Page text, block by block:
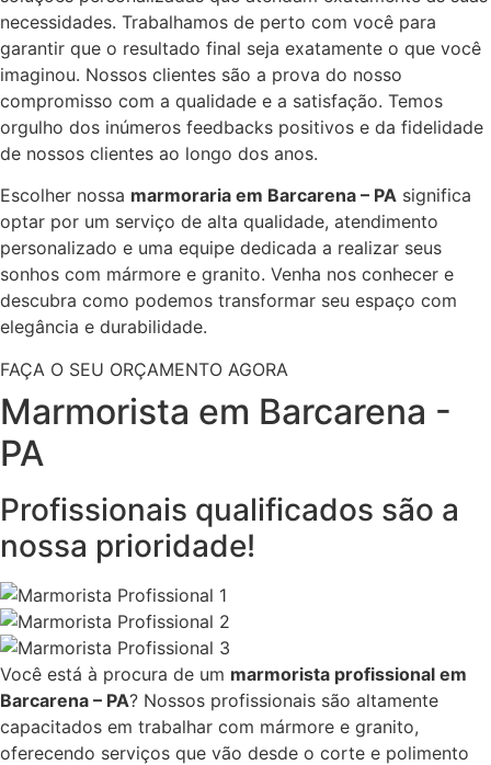
necessidades. Trabalhamos de perto com você para
garantir que o resultado final seja exatamente o que você
imaginou. Nossos clientes são a prova do nosso
compromisso com a qualidade e a satisfação. Temos
orgulho dos inúmeros feedbacks positivos e da fidelidade
de nossos clientes ao longo dos anos.
Escolher nossa marmoraria em Barcarena – PA significa
optar por um serviço de alta qualidade, atendimento
personalizado e uma equipe dedicada a realizar seus
sonhos com mármore e granito. Venha nos conhecer e
descubra como podemos transformar seu espaço com
elegância e durabilidade.
FAÇA O SEU ORÇAMENTO AGORA
Marmorista em Barcarena -
PA
Profissionais qualificados são a
nossa prioridade!
Você está à procura de um marmorista profissional em
Barcarena – PA? Nossos profissionais são altamente
capacitados em trabalhar com mármore e granito,
oferecendo serviços que vão desde o corte e polimento